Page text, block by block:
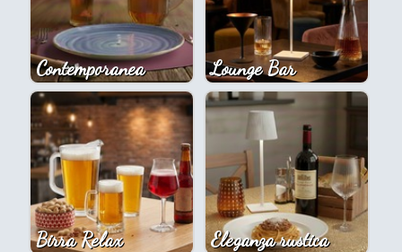
Contemporanea Lounge Bar
Birra Relax Eleganza rustica